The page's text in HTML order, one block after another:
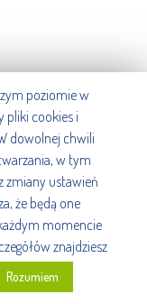
poziomie w
pliki cookies i
dowolnej chwili
w tym
zmiany ustawień
że będą one
momencie
znajdziesz
Rozumiem